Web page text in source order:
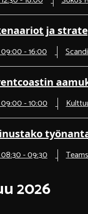
ja
- 16:00
- 10:00
- 09:30
2026